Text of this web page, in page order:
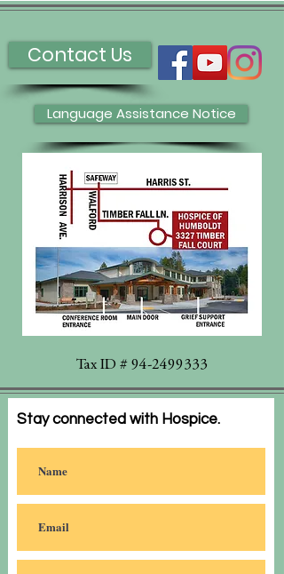
Contact Us
Language Assistance Notice
Tax ID # 94-2499333
Stay connected with Hospice.